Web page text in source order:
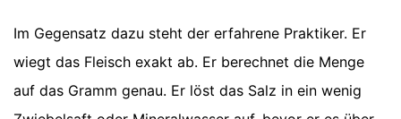
Im Gegensatz dazu steht der erfahrene Praktiker. Er
wiegt das Fleisch exakt ab. Er berechnet die Menge
auf das Gramm genau. Er löst das Salz in ein wenig